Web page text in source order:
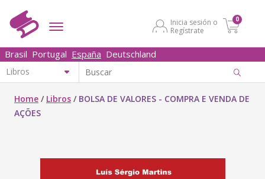
Inicia sesión o
Regístrate
0
Brasil Portugal España Deutschland
Home / Libros / BOLSA DE VALORES - COMPRA E VENDA DE
AÇÕES